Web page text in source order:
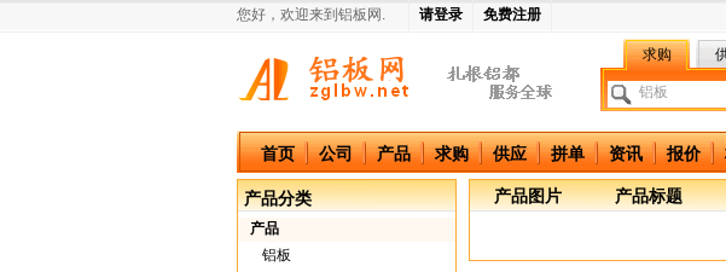
您好，欢迎来到铝板网. 请登录 免费注册
中国铝板网
求购
首页 公司 产品 求购 供应 拼单 资讯 报价
产品分类
产品
铝板
产品图片 产品标题